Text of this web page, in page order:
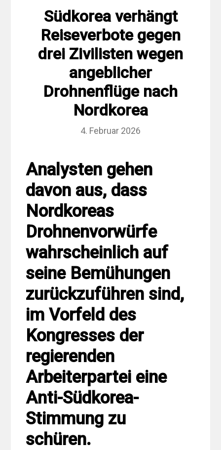
Südkorea verhängt
Reiseverbote gegen
drei Zivilisten wegen
angeblicher
Drohnenflüge nach
Nordkorea
4. Februar 2026
Analysten gehen
davon aus, dass
Nordkoreas
Drohnenvorwürfe
wahrscheinlich auf
seine Bemühungen
zurückzuführen sind,
im Vorfeld des
Kongresses der
regierenden
Arbeiterpartei eine
Anti-Südkorea-
Stimmung zu
schüren.